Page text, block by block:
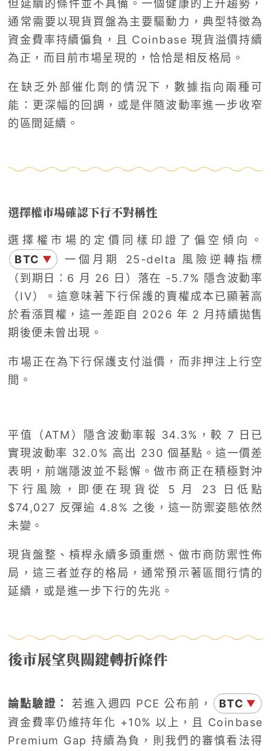
但延續的條件並不具備。一個健康的上升趨勢，
通常需要以現貨買盤為主要驅動力，典型特徵為
資金費率持續偏負，且 Coinbase 現貨溢價持續
為正，而目前市場呈現的，恰恰是相反格局。
在缺乏外部催化劑的情況下，數據指向兩種可
能：更深幅的回調，或是伴隨波動率進一步收窄
的區間延續。
選擇權市場確認下行不對稱性
選擇權市場的定價同樣印證了偏空傾向。
BTC ▼
一個月期 25-delta 風險逆轉指標
（到期日：6 月 26 日）落在 -5.7% 隱含波動率
（IV）。這意味著下行保護的賣權成本已顯著高
於看漲買權，這一差距自 2026 年 2 月持續拋售
期後便未曾出現。
市場正在為下行保護支付溢價，而非押注上行空
間。
平值（ATM）隱含波動率報 34.3%，較 7 日已
實現波動率 32.0% 高出 230 個基點。這一價差
表明，前端隱波並不鬆懈。做市商正在積極對沖
下行風險，即便在現貨從 5 月 23 日低點
$74,027 反彈逾 4.8% 之後，這一防禦姿態依然
未變。
現貨盤整、槓桿永續多頭重燃、做市商防禦性佈
局，這三者並存的格局，通常預示著區間行情的
延續，或是進一步下行的先兆。
後市展望與關鍵轉折條件
論點驗證： 若進入週四 PCE 公布前， BTC ▼
資金費率仍維持年化 +10% 以上，且 Coinbase
Premium Gap 持續為負，則我們的審慎看法得